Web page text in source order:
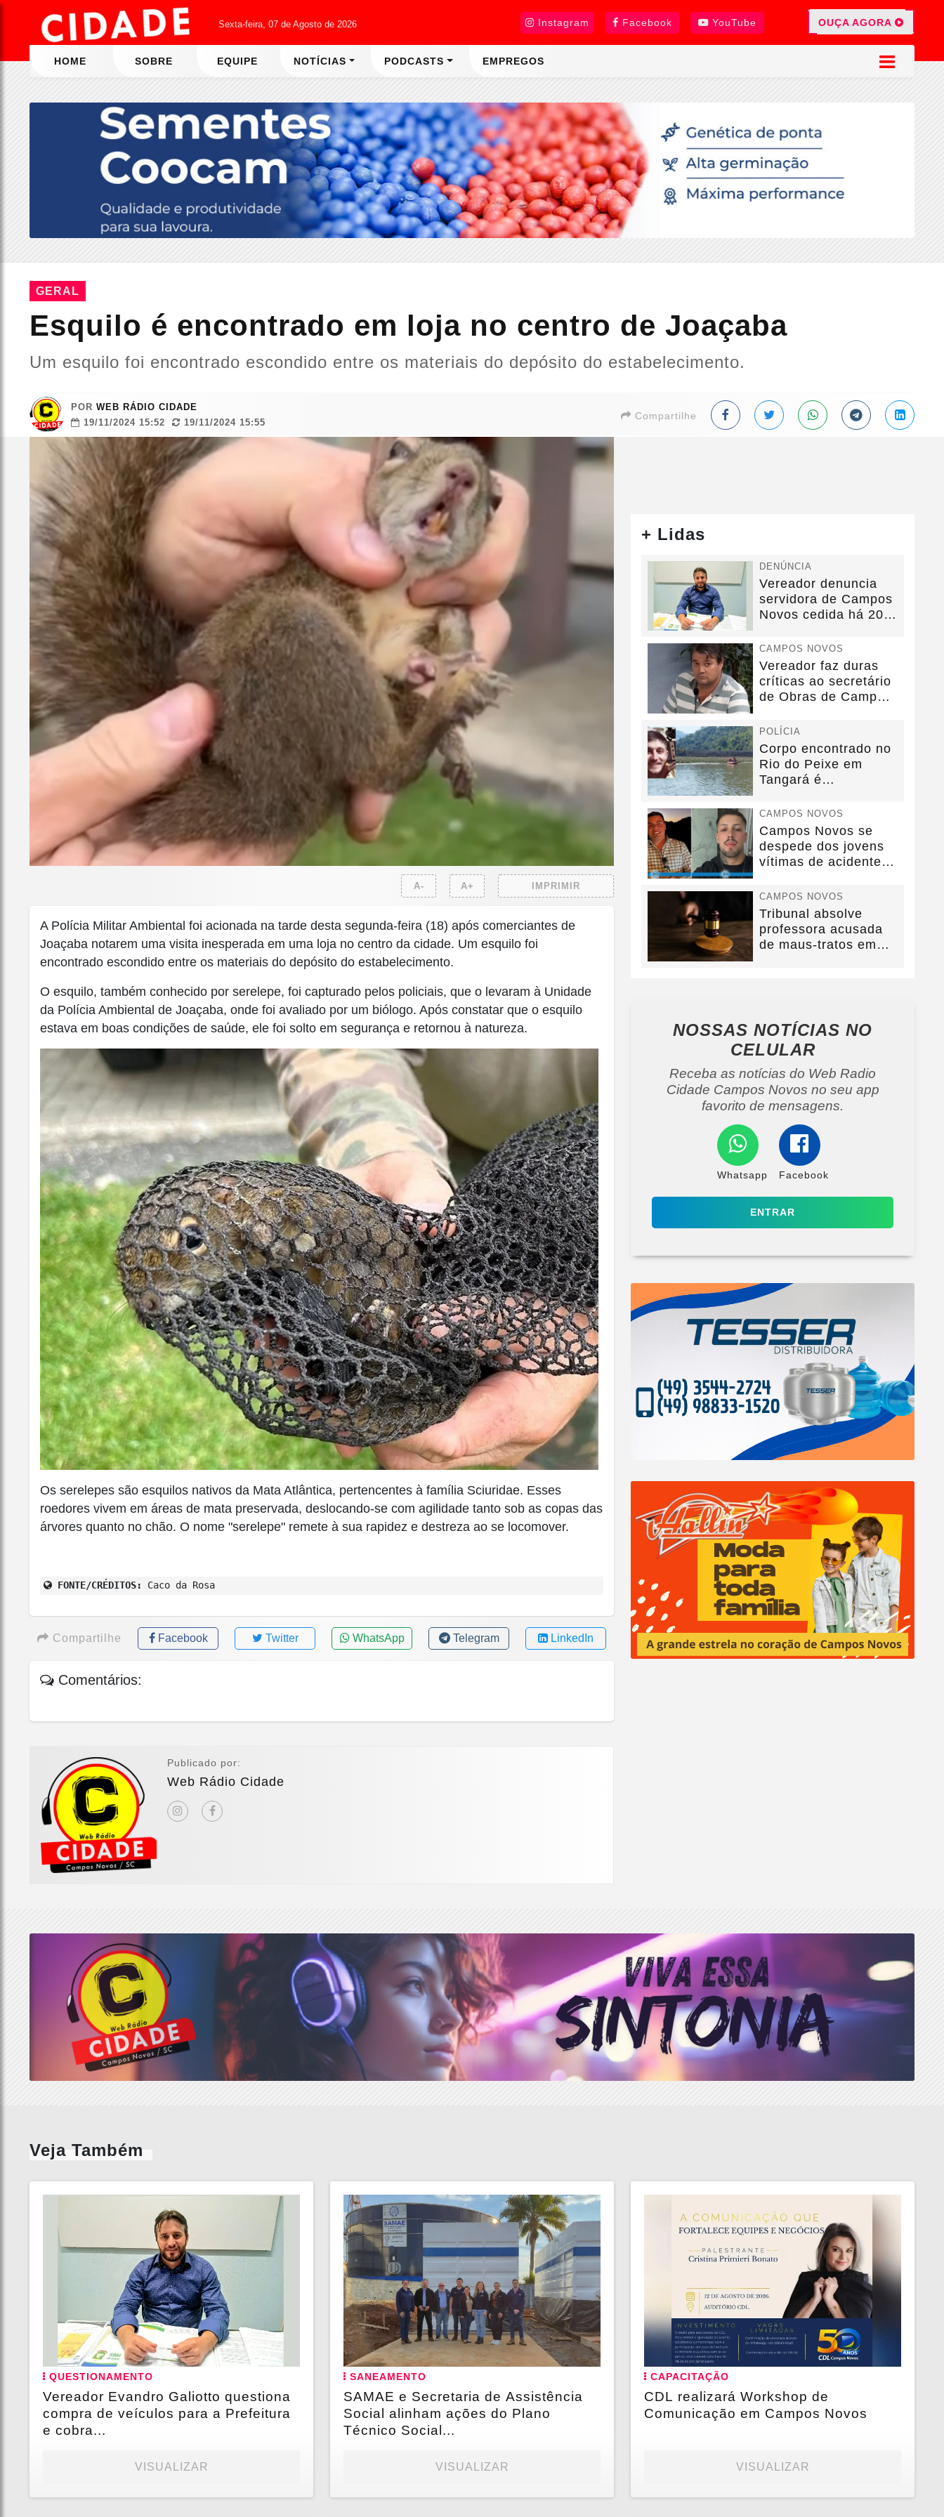
Sexta-feira, 07 de Agosto de 2026 Instagram Facebook YouTube OUÇA AGORA
HOME SOBRE EQUIPE NOTÍCIAS PODCASTS EMPREGOS
GERAL
Esquilo é encontrado em loja no centro de Joaçaba
Um esquilo foi encontrado escondido entre os materiais do depósito do estabelecimento.
POR WEB RÁDIO CIDADE
19/11/2024 15:52
19/11/2024 15:55
Compartilhe
A- A+ IMPRIMIR
A Polícia Militar Ambiental foi acionada na tarde desta segunda-feira (18) após comerciantes de
Joaçaba notarem uma visita inesperada em uma loja no centro da cidade. Um esquilo foi
encontrado escondido entre os materiais do depósito do estabelecimento.
O esquilo, também conhecido por serelepe, foi capturado pelos policiais, que o levaram à Unidade
da Polícia Ambiental de Joaçaba, onde foi avaliado por um biólogo. Após constatar que o esquilo
estava em boas condições de saúde, ele foi solto em segurança e retornou à natureza.
Os serelepes são esquilos nativos da Mata Atlântica, pertencentes à família Sciuridae. Esses
roedores vivem em áreas de mata preservada, deslocando-se com agilidade tanto sob as copas das
árvores quanto no chão. O nome "serelepe" remete à sua rapidez e destreza ao se locomover.
FONTE/CRÉDITOS: Caco da Rosa
Compartilhe Facebook Twitter WhatsApp Telegram LinkedIn
Comentários:
Publicado por:
Web Rádio Cidade
+ Lidas
DENÚNCIA
Vereador denuncia
servidora de Campos
Novos cedida há 20
CAMPOS NOVOS
Vereador faz duras
críticas ao secretário
de Obras de Campos
POLÍCIA
Corpo encontrado no
Rio do Peixe em
Tangará é
CAMPOS NOVOS
Campos Novos se
despede dos jovens
vítimas de acidente
CAMPOS NOVOS
Tribunal absolve
professora acusada
de maus-tratos em
NOSSAS NOTÍCIAS NO
CELULAR
Receba as notícias do Web Radio
Cidade Campos Novos no seu app
favorito de mensagens.
Whatsapp Facebook
ENTRAR
Veja Também
QUESTIONAMENTO
Vereador Evandro Galiotto questiona
compra de veículos para a Prefeitura
e cobra...
VISUALIZAR
SANEAMENTO
SAMAE e Secretaria de Assistência
Social alinham ações do Plano
Técnico Social...
VISUALIZAR
CAPACITAÇÃO
CDL realizará Workshop de
Comunicação em Campos Novos
VISUALIZAR